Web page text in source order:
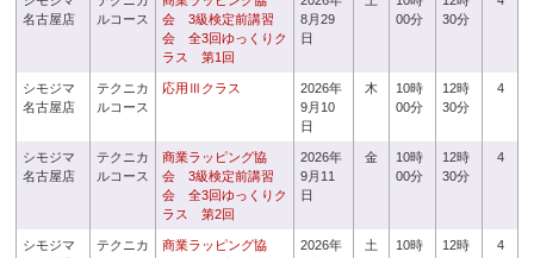
名古屋店
ルコース
会 3級検定前講習
会 全3回ゆっくりク
ラス 第1回
8月29
日
00分
30分
シモジマ
名古屋店
テクニカ
ルコース
応用Ⅲクラス
2026年
9月10
日
木
10時
00分
12時
30分
4
シモジマ
名古屋店
テクニカ
ルコース
商業ラッピング協
会 3級検定前講習
会 全3回ゆっくりク
ラス 第2回
2026年
9月11
日
金
10時
00分
12時
30分
4
シモジマ
テクニカ
商業ラッピング協
2026年
土
10時
12時
4